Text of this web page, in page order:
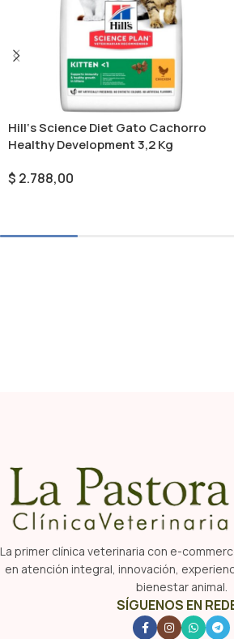
Hill‘s Science Diet Gato Cachorro
Healthy Development 3,2 Kg
$ 2.788,00
La primer clínica veterinaria con e-
en atención integral, innovación,
bienestar animal.
SÍGUENOS EN